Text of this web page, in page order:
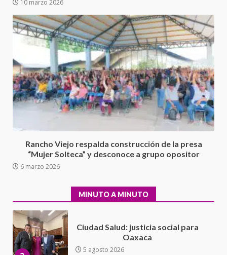
10 marzo 2026
Rancho Viejo respalda construcción de la presa
“Mujer Solteca” y desconoce a grupo opositor
6 marzo 2026
MINUTO A MINUTO
7
Sin paso carretera Oaxaca-
Cuacnopalan
26 junio 2026
1
Exhorta Poder Legislativo al
IEEPO y al Iocied a realizar una
evaluación técnica y estructural
integral de las instalaciones de la
Escuela Secundaria General
5 agosto 2026
5 agosto 2026
con el Gobernador Salomón Jara
Cruz reafirma la consolidación
de la transformación en